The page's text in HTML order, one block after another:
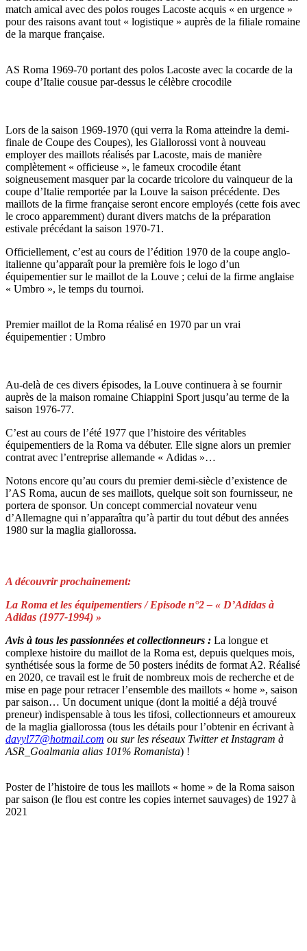
match amical avec des polos rouges Lacoste acquis « en urgence »
pour des raisons avant tout « logistique » auprès de la filiale romaine
de la marque française.
AS Roma 1969-70 portant des polos Lacoste avec la cocarde de la
coupe d’Italie cousue par-dessus le célèbre crocodile
Lors de la saison 1969-1970 (qui verra la Roma atteindre la demi-
finale de Coupe des Coupes), les Giallorossi vont à nouveau
employer des maillots réalisés par Lacoste, mais de manière
complètement « officieuse », le fameux crocodile étant
soigneusement masquer par la cocarde tricolore du vainqueur de la
coupe d’Italie remportée par la Louve la saison précédente. Des
maillots de la firme française seront encore employés (cette fois avec
le croco apparemment) durant divers matchs de la préparation
estivale précédant la saison 1970-71.
Officiellement, c’est au cours de l’édition 1970 de la coupe anglo-
italienne qu’apparaît pour la première fois le logo d’un
équipementier sur le maillot de la Louve ; celui de la firme anglaise
« Umbro », le temps du tournoi.
Premier maillot de la Roma réalisé en 1970 par un vrai
équipementier : Umbro
Au-delà de ces divers épisodes, la Louve continuera à se fournir
auprès de la maison romaine Chiappini Sport jusqu’au terme de la
saison 1976-77.
C’est au cours de l’été 1977 que l’histoire des véritables
équipementiers de la Roma va débuter. Elle signe alors un premier
contrat avec l’entreprise allemande « Adidas »…
Notons encore qu’au cours du premier demi-siècle d’existence de
l’AS Roma, aucun de ses maillots, quelque soit son fournisseur, ne
portera de sponsor. Un concept commercial novateur venu
d’Allemagne qui n’apparaîtra qu’à partir du tout début des années
1980 sur la maglia giallorossa.
A découvrir prochainement:
La Roma et les équipementiers / Episode n°2 – « D’Adidas à
Adidas (1977-1994) »
Avis à tous les passionnées et collectionneurs : La longue et
complexe histoire du maillot de la Roma est, depuis quelques mois,
synthétisée sous la forme de 50 posters inédits de format A2. Réalisé
en 2020, ce travail est le fruit de nombreux mois de recherche et de
mise en page pour retracer l’ensemble des maillots « home », saison
par saison… Un document unique (dont la moitié a déjà trouvé
preneur) indispensable à tous les tifosi, collectionneurs et amoureux
de la maglia giallorossa (tous les détails pour l’obtenir en écrivant à
davyl77@hotmail.com ou sur les réseaux Twitter et Instagram à
ASR_Goalmania alias 101% Romanista) !
Poster de l’histoire de tous les maillots « home » de la Roma saison
par saison (le flou est contre les copies internet sauvages) de 1927 à
2021